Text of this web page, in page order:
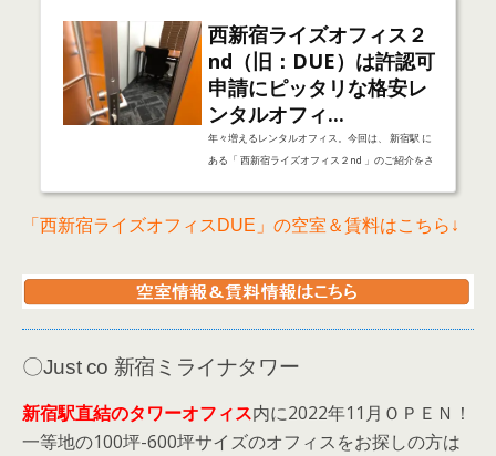
西新宿ライズオフィス２
nd（旧：DUE）は許認可
申請にピッタリな格安レ
ンタルオフィ...
年々増えるレンタルオフィス。今回は、 新宿駅 に
ある「 西新宿ライズオフィス２nd 」のご紹介をさ
～～～～～～～～～～～～～～～～～～～～～～～
携士業にて申請の場合)人材紹介業・古物商・酒免
ャンペーン中のため、入居時には...
「西新宿ライズオフィスDUE」の空室＆賃料はこちら↓
〇Just co 新宿ミライナタワー
新宿駅直結のタワーオフィス内に2022年11月ＯＰＥＮ！
一等地の100坪-600坪サイズのオフィスをお探しの方は